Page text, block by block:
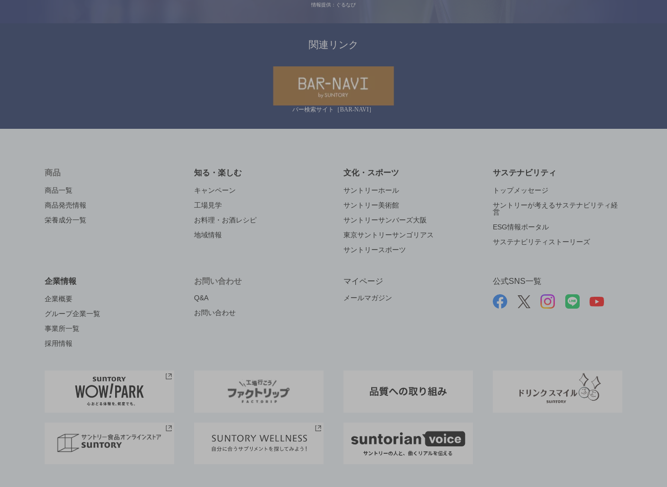
情報提供：ぐるなび
関連リンク
バー検索サイト［BAR-NAVI］
商品
商品一覧
商品発売情報
栄養成分一覧
知る・楽しむ
キャンペーン
工場見学
お料理・お酒レシピ
地域情報
文化・スポーツ
サントリーホール
サントリー美術館
サントリーサンバーズ大阪
東京サントリーサンゴリアス
サントリースポーツ
サステナビリティ
トップメッセージ
サントリーが考えるサステナビリティ経
営
ESG情報ポータル
サステナビリティストーリーズ
企業情報
企業概要
グループ企業一覧
事業所一覧
採用情報
お問い合わせ
Q&A
お問い合わせ
マイページ
メールマガジン
公式SNS一覧